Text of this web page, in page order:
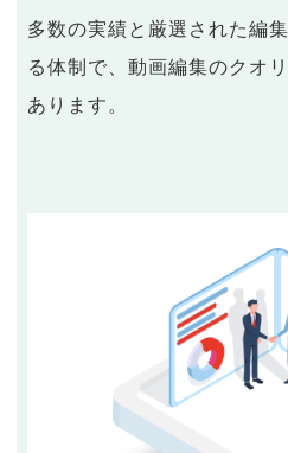
多数の実績と厳選された編
る体制で、動画編集のクオ
あります。